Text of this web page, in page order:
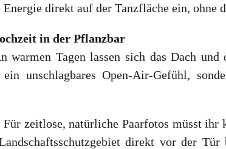
direkt auf der Tanzfläche ein,
in der Pflanzbar
warmen Tagen lassen sich das Dach
unschlagbares Open-Air-Gefühl,
zeitlose, natürliche Paarfotos müsst
direkt vor der